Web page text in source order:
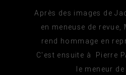
Après des images de
en meneuse de revue,
rend hommage en
C'est ensuite à Pierre
le meneur de